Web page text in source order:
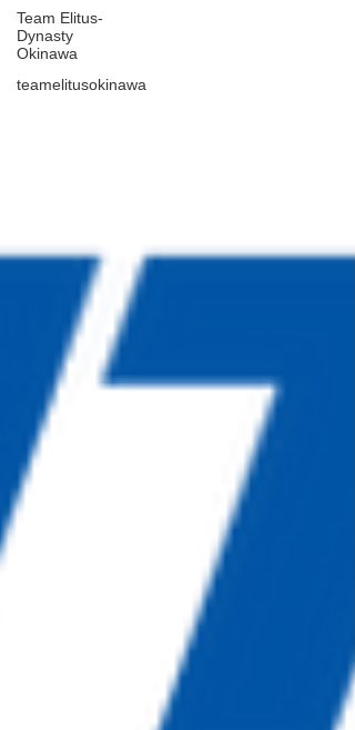
Team Elitus-
Dynasty
Okinawa
teamelitusokinawa